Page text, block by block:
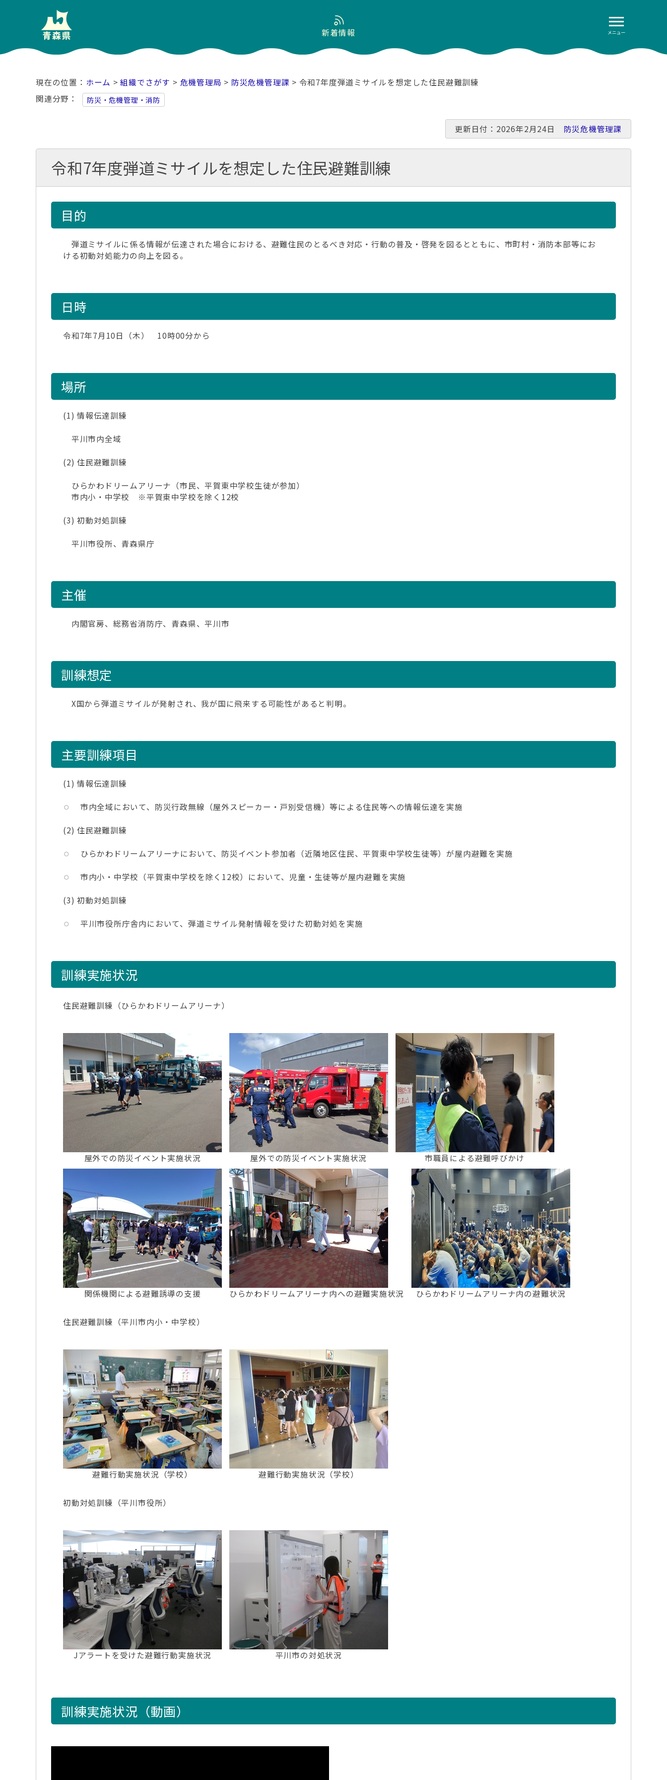
メニュー
新着情報
ホーム >組織でさがす > 危機管理局 > 防災危機管理課 > 令和7年度弾道ミサイルを想定した住民避難訓練
関連分野
防災・危機管理・消防
更新日付：2026年2月24日 防災危機管理課
令和7年度弾道ミサイルを想定した住民避難訓練
目的
弾道ミサイルに係る情報が伝達された場合における、避難住民のとるべき対応・行動の普及・啓発を図るとともに、市町村・消防本部等にお
ける初動対処能力の向上を図る。
日時
令和7年7月10日（木） 10時00分から
場所
(1) 情報伝達訓練
平川市内全域
(2) 住民避難訓練
ひらかわドリームアリーナ（市民、平賀東中学校生徒が参加）
市内小・中学校 ※平賀東中学校を除く12校
(3) 初動対処訓練
平川市役所、青森県庁
主催
内閣官房、総務省消防庁、青森県、平川市
訓練想定
X国から弾道ミサイルが発射され、我が国に飛来する可能性があると判明。
主要訓練項目
(1) 情報伝達訓練
市内全域において、防災行政無線（屋外スピーカー・戸別受信機）等による住民等への情報伝達を実施
(2) 住民避難訓練
ひらかわドリームアリーナにおいて、防災イベント参加者（近隣地区住民、平賀東中学校生徒等）が屋内避難を実施
市内小・中学校（平賀東中学校を除く12校）において、児童・生徒等が屋内避難を実施
(3) 初動対処訓練
平川市役所庁舎内において、弾道ミサイル発射情報を受けた初動対処を実施
訓練実施状況
住民避難訓練（ひらかわドリームアリーナ）
屋外での防災イベント実施状況 屋外での防災イベント実施状況 市職員による避難呼びかけ
関係機関による避難誘導の支援 ひらかわドリームアリーナ内への避難実施状況 ひらかわドリームアリーナ内の避難状況
住民避難訓練（平川市内小・中学校）
避難行動実施状況（学校） 避難行動実施状況（学校）
初動対処訓練（平川市役所）
Jアラートを受けた避難行動実施状況 平川市の対処状況
訓練実施状況（動画）